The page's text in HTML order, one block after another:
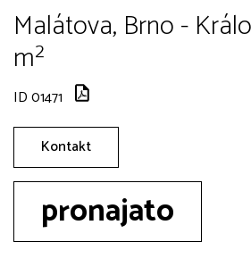
Malátova, Brno -
m²
ID 01471
Kontakt
pronajato